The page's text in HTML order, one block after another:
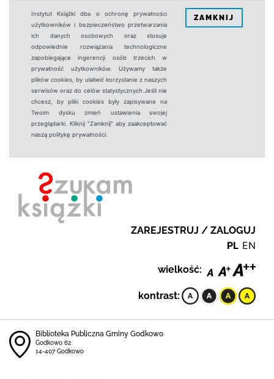
Instytut Książki dba o ochronę prywatności
użytkowników i bezpieczeństwo przetwarzania
ich danych osobowych oraz stosuje
odpowiednie rozwiązania technologiczne
zapobiegające ingerencji osób trzecich w
prywatność użytkowników. Używamy także
plików cookies, by ułatwić korzystanie z naszych
serwisów oraz do celów statystycznych.Jeśli nie
chcesz, by pliki cookies były zapisywane na
Twoim dysku zmień ustawienia swojej
przeglądarki. Kliknij "Zamknij" aby zaakceptować
naszą politykę prywatności.
ZAMKNIJ
ZAREJESTRUJ / ZALOGUJ
PL EN
wielkość:
kontrast:
Biblioteka Publiczna Gminy Godkowo
Godkowo 62
14-407 Godkowo